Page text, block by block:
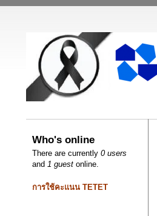
Who's online
There are currently0 users
and 1 guest online.
การใช้คะแนน TETET